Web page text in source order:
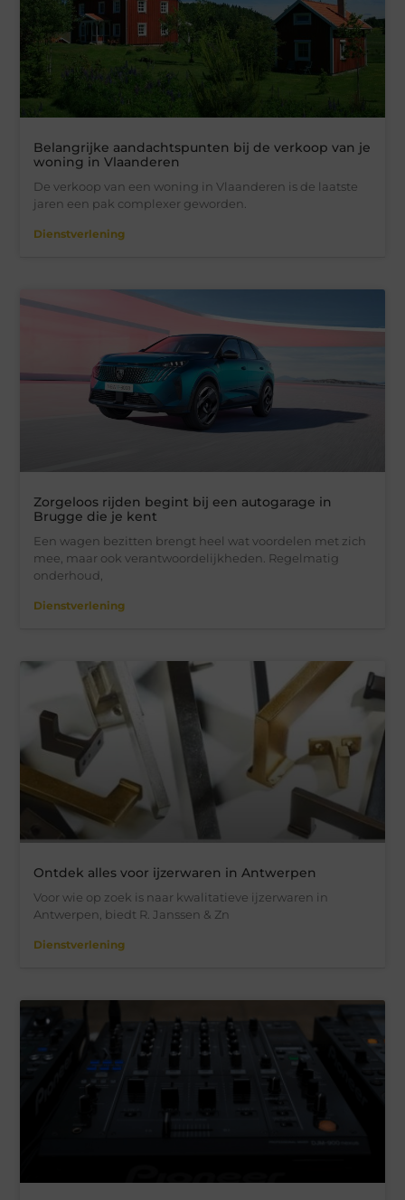
Belangrijke aandachtspunten bij de verkoop van je
woning in Vlaanderen
De verkoop van een woning in Vlaanderen is de laatste
jaren een pak complexer geworden.
Dienstverlening
Zorgeloos rijden begint bij een autogarage in
Brugge die je kent
Een wagen bezitten brengt heel wat voordelen met zich
mee, maar ook verantwoordelijkheden. Regelmatig
onderhoud,
Dienstverlening
Ontdek alles voor ijzerwaren in Antwerpen
Voor wie op zoek is naar kwalitatieve ijzerwaren in
Antwerpen, biedt R. Janssen & Zn
Dienstverlening